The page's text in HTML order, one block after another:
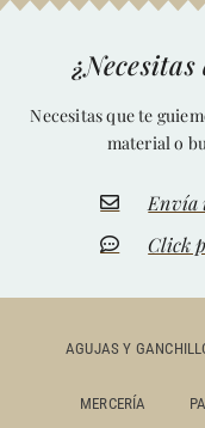
Necesitas que te
material o
Envía
Click
AGUJAS Y
MERCERÍA